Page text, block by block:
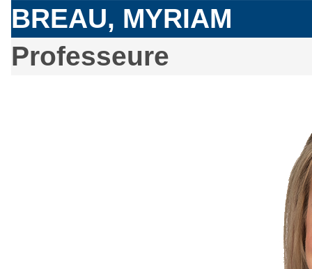
BREAU, MYRIAM
Professeure